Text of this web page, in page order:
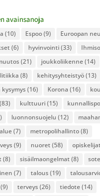
avainsanoja
(10) Espoo(9) Euroopan
(6) hyvinvointi(33)
(21) joukkoliikenne(14)
(8) kehitysyhteistyö(13)
(16) Korona (16)
kulttuuri(15)
luonnonsuojelu (12)
(7) metropolihallinto(8)
(9) nuoret (58) opiskelijat
(8) sisäilmaongelmat (8) sote
(7) talous(19)
terveys(26) tiedote(14)